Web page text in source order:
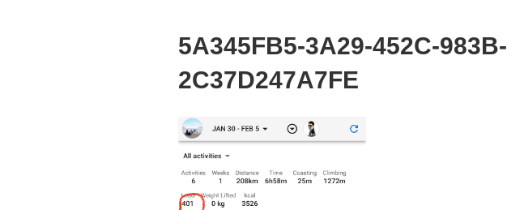
5A345FB5-3A29-452C-983B-
2C37D247A7FE